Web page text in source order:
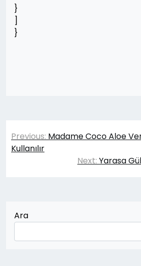
}
]
}
Yazı
gezinmesi
Previous: Madame Coco Aloe
Kullanılır
Next: Yarasa
Ara